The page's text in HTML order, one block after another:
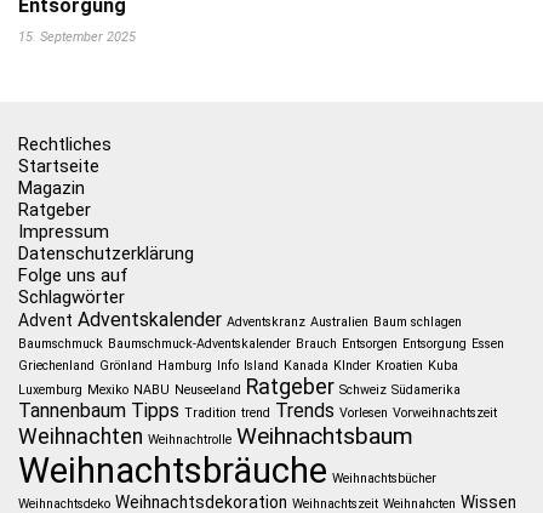
Entsorgung
15. September 2025
Rechtliches
Startseite
Magazin
Ratgeber
Impressum
Datenschutzerklärung
Folge uns auf
Schlagwörter
Advent Adventskalender Adventskranz Australien Baum schlagen
Baumschmuck Baumschmuck-Adventskalender Brauch Entsorgen Entsorgung Essen
Griechenland Grönland Hamburg Info Island Kanada KInder Kroatien Kuba
Luxemburg Mexiko NABU Neuseeland Ratgeber Schweiz Südamerika
Tannenbaum Tipps Tradition trend Trends Vorlesen Vorweihnachtszeit
Weihnachten Weihnachtrolle Weihnachtsbaum
Weihnachtsbräuche Weihnachtsbücher
Weihnachtsdeko Weihnachtsdekoration Weihnachtszeit Weihnahcten Wissen